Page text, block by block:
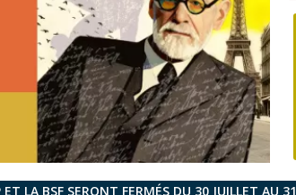
ET LA BSF SERONT FERMÉS DU 30 JUILLET AU